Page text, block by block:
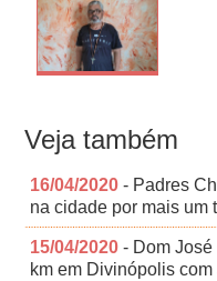
Veja também
16/04/2020 - Padres
na cidade por mais um
15/04/2020 - Dom
km em Divinópolis